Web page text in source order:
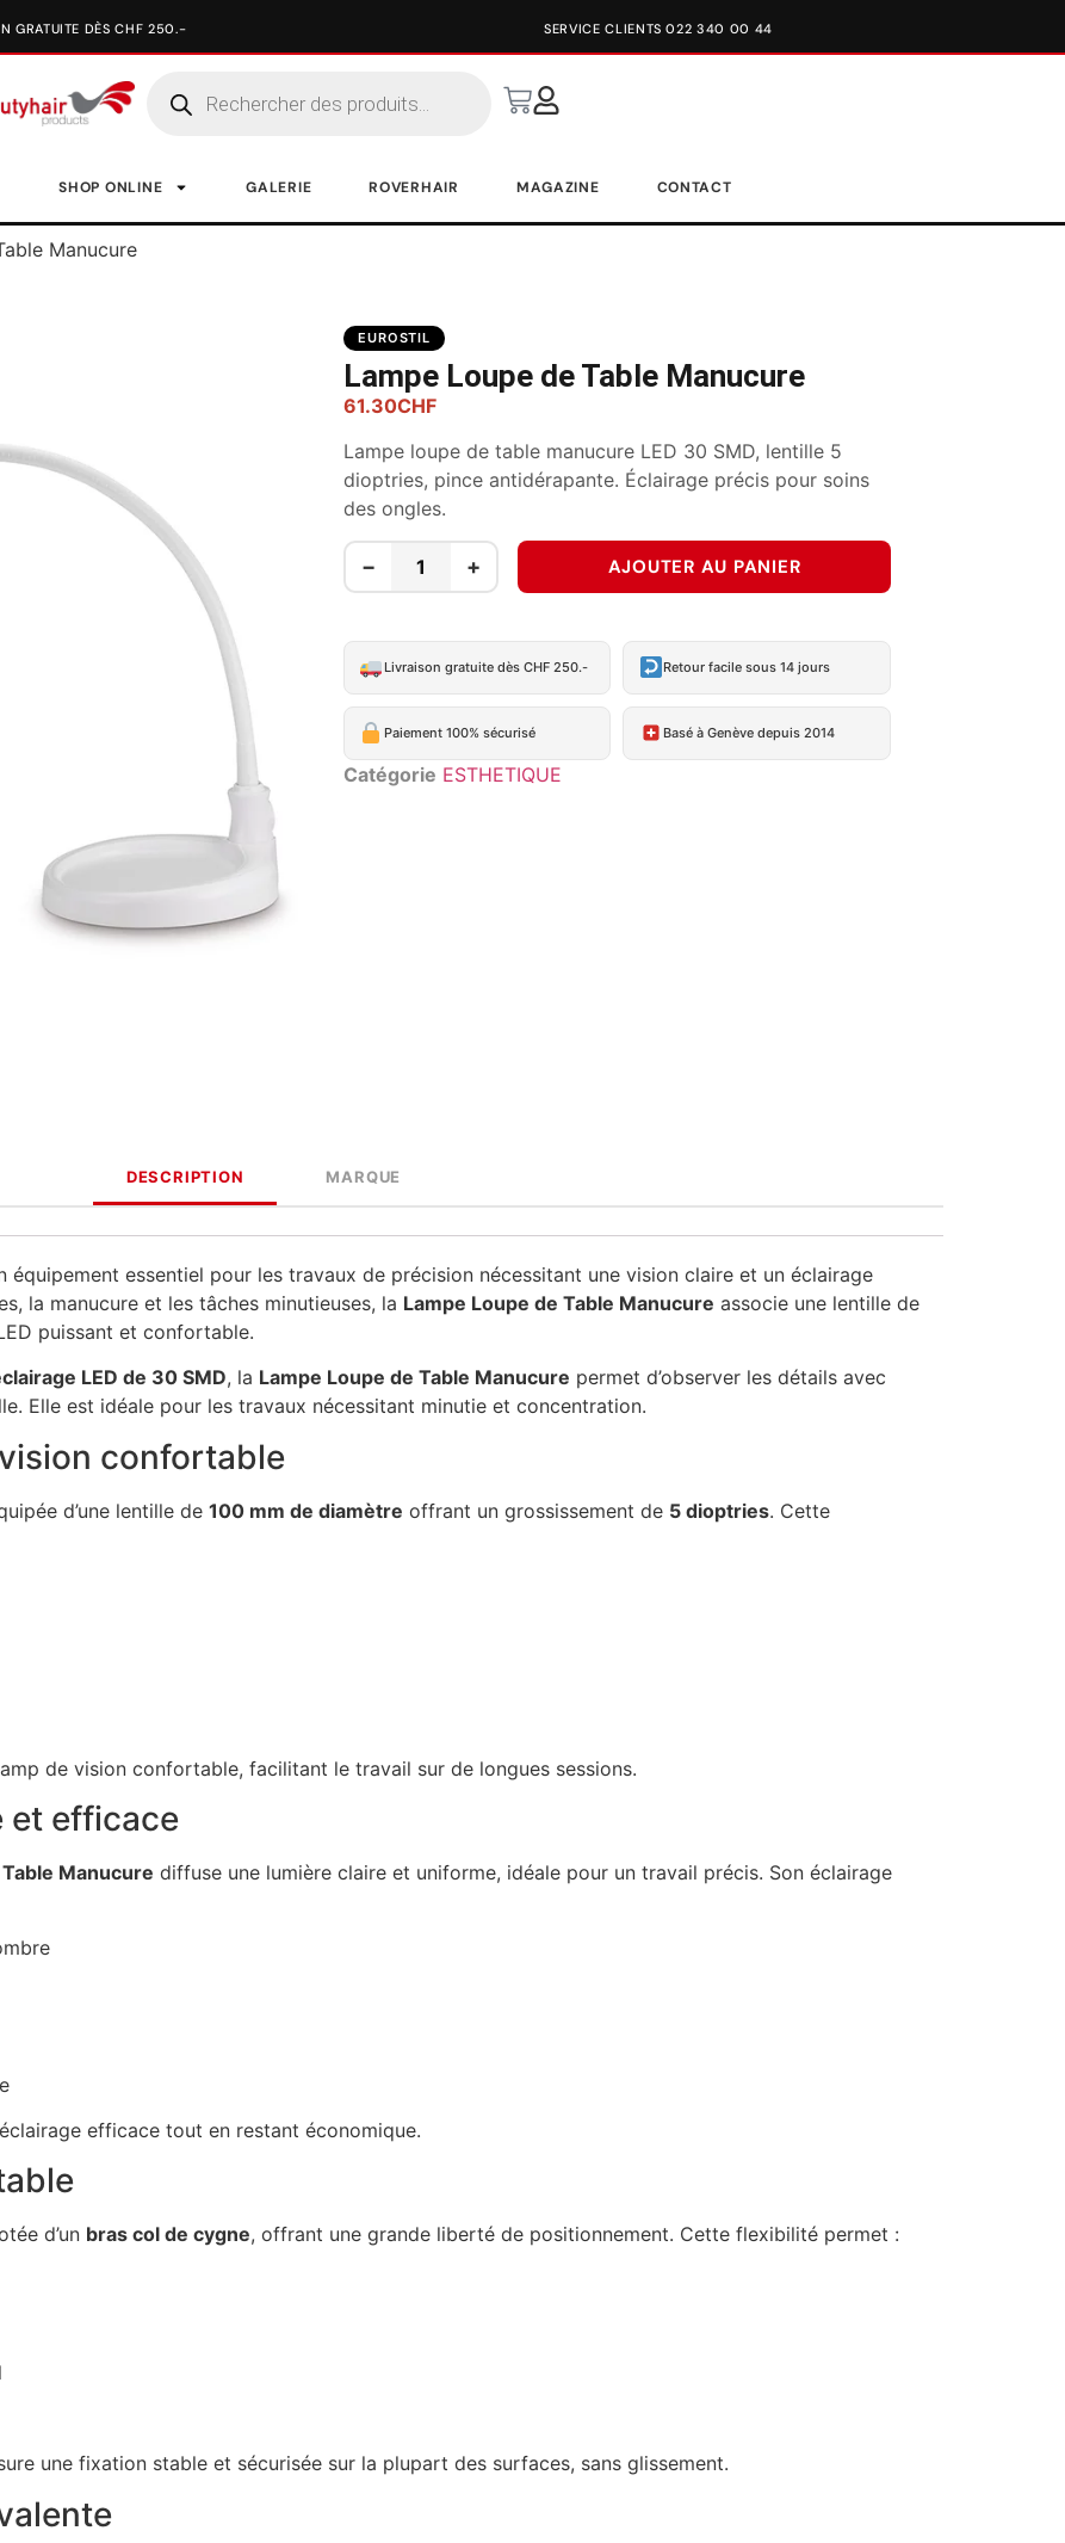
SERVICE CLIENTS 022 340 00 44
SHOP ONLINE GALERIE ROVERHAIR MAGAZINE CONTACT
Manucure
EUROSTIL
Lampe Loupe de Table Manucure
61.30CHF
Lampe loupe de table manucure LED 30 SMD, lentille 5
dioptries, pince antidérapante. Éclairage précis pour soins
des ongles.
− + AJOUTER AU PANIER
Livraison gratuite dès CHF 250.- Retour facile sous 14 jours
Paiement 100% sécurisé Basé à Genève depuis 2014
Catégorie ESTHETIQUE
DESCRIPTION MARQUE
équipement essentiel pour les travaux de précision nécessitant une vision claire et un éclairage
la manucure et les tâches minutieuses, la Lampe Loupe de Table Manucure associe une lentille de
puissant et confortable.
LED de 30 SMD, la Lampe Loupe de Table Manucure permet d’observer les détails avec
Elle est idéale pour les travaux nécessitant minutie et concentration.
confortable
d’une lentille de 100 mm de diamètre offrant un grossissement de 5 dioptries. Cette
de vision confortable, facilitant le travail sur de longues sessions.
et efficace
Manucure diffuse une lumière claire et uniforme, idéale pour un travail précis. Son éclairage
efficace tout en restant économique.
d’un bras col de cygne, offrant une grande liberté de positionnement. Cette flexibilité permet :
une fixation stable et sécurisée sur la plupart des surfaces, sans glissement.